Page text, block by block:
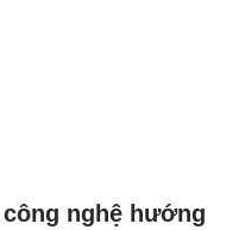
nghệ hướng